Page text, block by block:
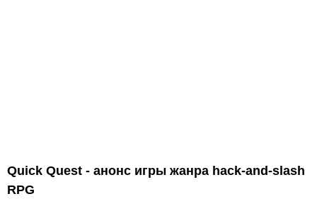
Quick Quest - анонс игры жанра hack-and-slash
RPG